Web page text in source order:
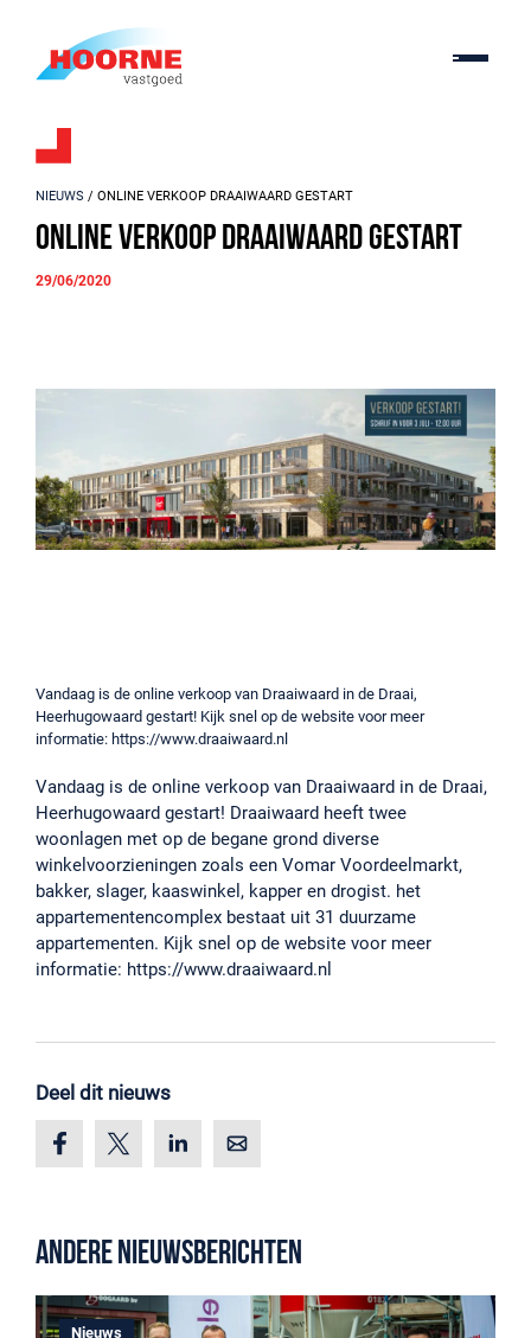
NIEUWS / ONLINE VERKOOP DRAAIWAARD GESTART
Online verkoop Draaiwaard gestart
29/06/2020
Vandaag is de online verkoop van Draaiwaard in de Draai,
Heerhugowaard gestart! Kijk snel op de website voor meer
informatie: https://www.draaiwaard.nl
Vandaag is de online verkoop van Draaiwaard in de Draai,
Heerhugowaard gestart! Draaiwaard heeft twee
woonlagen met op de begane grond diverse
winkelvoorzieningen zoals een Vomar Voordeelmarkt,
bakker, slager, kaaswinkel, kapper en drogist. het
appartementen­complex bestaat uit 31 duurzame
appartementen. Kijk snel op de website voor meer
informatie: https://www.draaiwaard.nl
Deel dit nieuws
Andere nieuwsberichten
Nieuws